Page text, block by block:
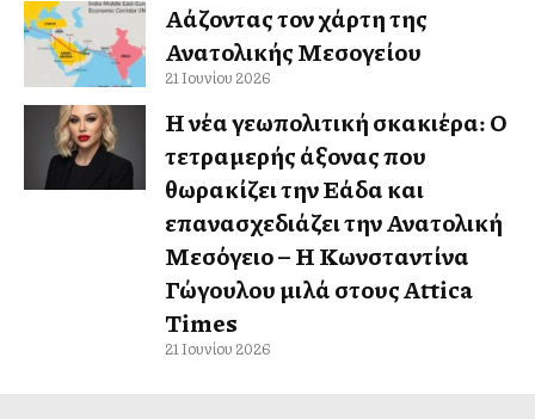
Αλλάζοντας τον χάρτη της
Ανατολικής Μεσογείου
21 Ιουνίου 2026
Η νέα γεωπολιτική σκακιέρα: Ο
τετραμερής άξονας που
θωρακίζει την Ελλάδα και
επανασχεδιάζει την Ανατολική
Μεσόγειο – Η Κωνσταντίνα
Γώγουλου μιλά στους Attica
Times
21 Ιουνίου 2026